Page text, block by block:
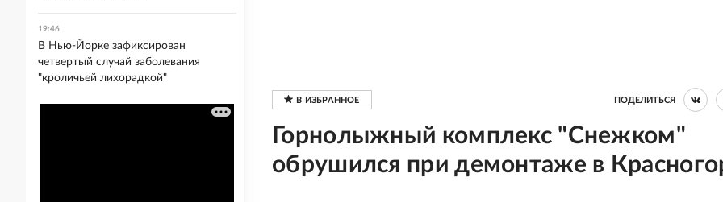
ПОДЕЛИТЬСЯ
Горнолыжный комплекс "Снежком"
обрушился при демонтаже в
19:46
В Нью-Йорке зафиксирован
четвертый случай заболевания
"кроличьей лихорадкой"